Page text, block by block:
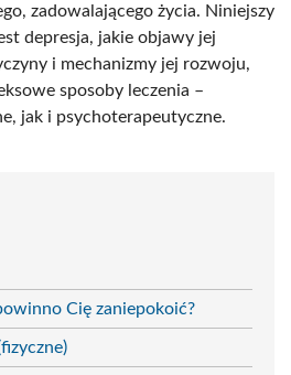
zadowalającego życia. Niniejszy
depresja, jakie objawy jej
i mechanizmy jej rozwoju,
sposoby leczenia –
jak i psychoterapeutyczne.
Cię zaniepokoić?